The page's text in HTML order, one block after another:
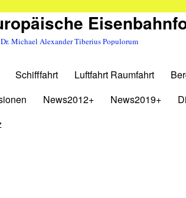
Michael Alexander Tiberius Populorum
Schifffahrt Luftfahrt Raumfahrt
News2012+ News2019+